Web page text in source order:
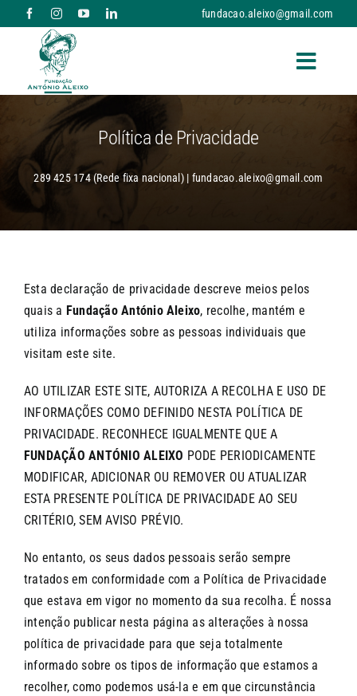
to
content
fundacao.aleixo@gmail.com
Toggle
A FUNDAÇÃO
RESPOSTAS SOCIAIS E SERVIÇOS
NOTÍCIAS
DONATIVOS
Política de Privacidade
289 425 174 (Rede fixa nacional) | fundacao.aleixo@gmail.com
Esta declaração de privacidade descreve meios pelos
quais a Fundação António Aleixo, recolhe, mantém e
utiliza informações sobre as pessoas individuais que
visitam este site.
AO UTILIZAR ESTE SITE, AUTORIZA A RECOLHA E USO DE
INFORMAÇÕES COMO DEFINIDO NESTA POLÍTICA DE
PRIVACIDADE. RECONHECE IGUALMENTE QUE A
FUNDAÇÃO ANTÓNIO ALEIXO PODE PERIODICAMENTE
MODIFICAR, ADICIONAR OU REMOVER OU ATUALIZAR
ESTA PRESENTE POLÍTICA DE PRIVACIDADE AO SEU
CRITÉRIO, SEM AVISO PRÉVIO.
No entanto, os seus dados pessoais serão sempre
tratados em conformidade com a Política de Privacidade
que estava em vigor no momento da sua recolha. É nossa
intenção publicar nesta página as alterações à nossa
política de privacidade para que seja totalmente
informado sobre os tipos de informação que estamos a
recolher, como podemos usá-la e em que circunstância